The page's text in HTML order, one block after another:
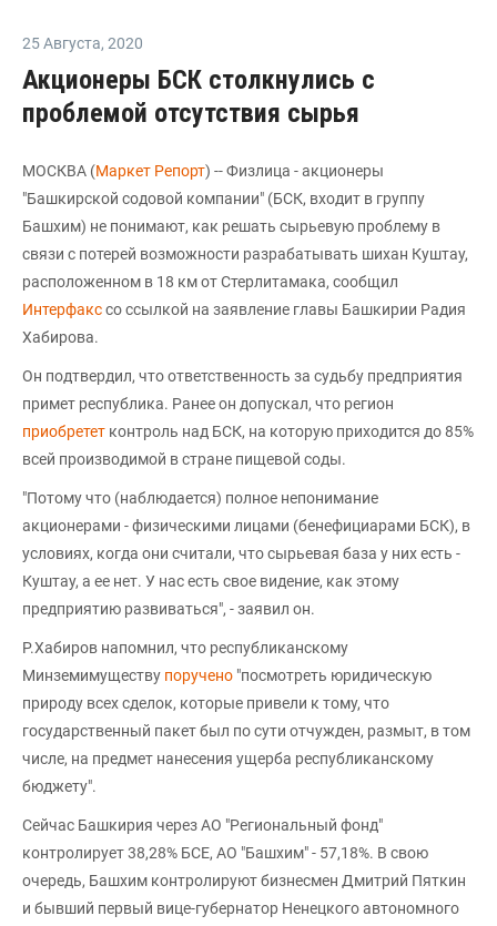
25 Августа, 2020
Акционеры БСК столкнулись с
проблемой отсутствия сырья
МОСКВА (Маркет Репорт) -- Физлица - акционеры
"Башкирской содовой компании" (БСК, входит в группу
Башхим) не понимают, как решать сырьевую проблему в
связи с потерей возможности разрабатывать шихан Куштау,
расположенном в 18 км от Стерлитамака, сообщил
Интерфакссо ссылкой на заявление главы Башкирии Радия
Хабирова.
Он подтвердил, что ответственность за судьбу предприятия
примет республика. Ранее он допускал, что регион
приобретет контроль над БСК, на которую приходится до 85%
всей производимой в стране пищевой соды.
"Потому что (наблюдается) полное непонимание
акционерами - физическими лицами (бенефициарами БСК), в
условиях, когда они считали, что сырьевая база у них есть -
Куштау, а ее нет. У нас есть свое видение, как этому
предприятию развиваться", - заявил он.
Р.Хабиров напомнил, что республиканскому
Минземимуществу поручено "посмотреть юридическую
природу всех сделок, которые привели к тому, что
государственный пакет был по сути отчужден, размыт, в том
числе, на предмет нанесения ущерба республиканскому
бюджету".
Сейчас Башкирия через АО "Региональный фонд"
контролирует 38,28% БСЕ, АО "Башхим" - 57,18%. В свою
очередь, Башхим контролируют бизнесмен Дмитрий Пяткин
и бывший первый вице-губернатор Ненецкого автономного